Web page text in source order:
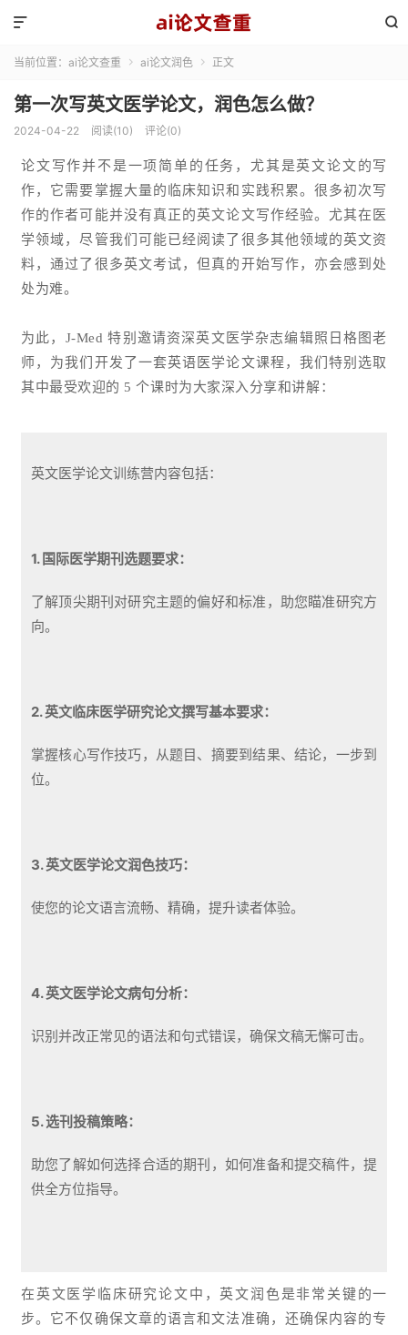


当前位置： ai论文查重  ai论文润色  正文
第一次写英文医学论文，润色怎么做？
2024-04-22 阅读(10) 评论(0)
论文写作并不是一项简单的任务，尤其是英文论文的写
作，它需要掌握大量的临床知识和实践积累。很多初次写
作的作者可能并没有真正的英文论文写作经验。尤其在医
学领域，尽管我们可能已经阅读了很多其他领域的英文资
料，通过了很多英文考试，但真的开始写作，亦会感到处
处为难。
为此，J-Med 特别邀请资深英文医学杂志编辑照日格图老
师，为我们开发了一套英语医学论文课程，我们特别选取
其中最受欢迎的 5 个课时为大家深入分享和讲解：
英文医学论文训练营内容包括：
1. 国际医学期刊选题要求：
了解顶尖期刊对研究主题的偏好和标准，助您瞄准研究方
向。
2. 英文临床医学研究论文撰写基本要求：
掌握核心写作技巧，从题目、摘要到结果、结论，一步到
位。
3. 英文医学论文润色技巧：
使您的论文语言流畅、精确，提升读者体验。
4. 英文医学论文病句分析：
识别并改正常见的语法和句式错误，确保文稿无懈可击。
5. 选刊投稿策略：
助您了解如何选择合适的期刊，如何准备和提交稿件，提
供全方位指导。
在英文医学临床研究论文中，英文润色是非常关键的一
步。它不仅确保文章的语言和文法准确，还确保内容的专